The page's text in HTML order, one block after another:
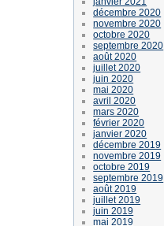
décembre 2020
novembre 2020
octobre 2020
septembre 2020
août 2020
juillet 2020
juin 2020
mai 2020
avril 2020
mars 2020
février 2020
janvier 2020
décembre 2019
novembre 2019
octobre 2019
septembre 2019
août 2019
juillet 2019
juin 2019
mai 2019